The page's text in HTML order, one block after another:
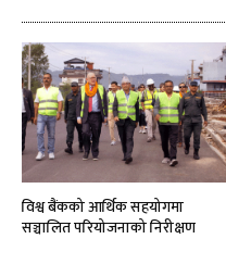
विश्व बैंकको आर्थिक सहयोगमा
सञ्चालित परियोजनाको निरीक्षण